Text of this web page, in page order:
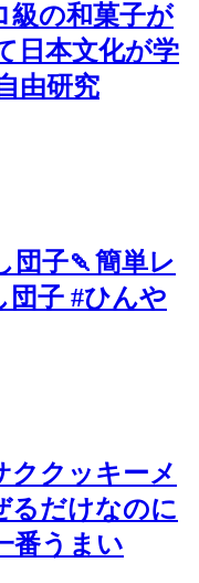
級の和菓子が
日本文化が学
由研究
団子🍡簡単レ
団子 #ひんや
ククッキーメ
るだけなのに
番うまい